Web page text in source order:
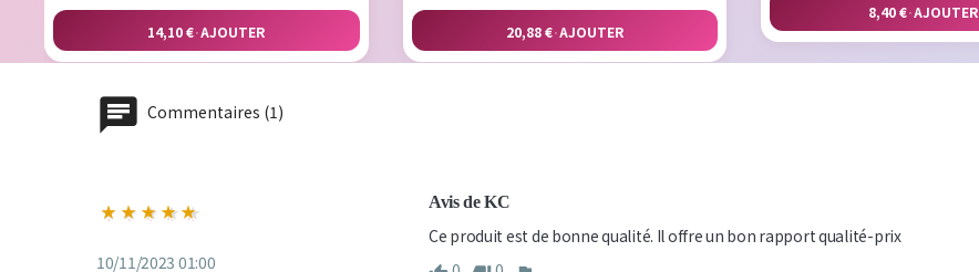
14,10 €·AJOUTER 20,88 €·AJOUTER
8,40 €·AJOUTER
Commentaires (1)
10/11/2023 01:00
Avis de KC
Ce produit est de bonne qualité. Il offre un bon rapport qualité-prix